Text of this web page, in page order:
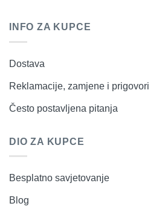
INFO ZA KUPCE
Dostava
Reklamacije, zamjene i prigovori
Često postavljena pitanja
DIO ZA KUPCE
Besplatno savjetovanje
Blog